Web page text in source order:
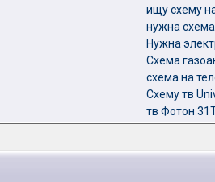
ищу схему
нужна схема
Нужна
Схема
схема на
Схему тв
тв Фотон